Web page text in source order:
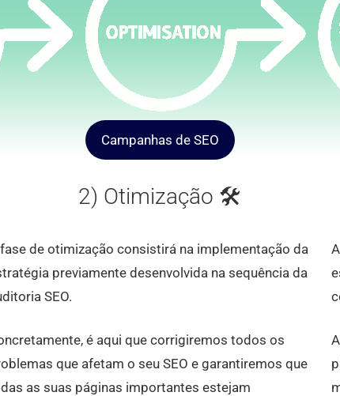
Campanhas de SEO
2) Otimização 🛠
de otimização consistirá na implementação da
previamente desenvolvida na sequência da
SEO.
é aqui que corrigiremos todos os
que afetam o seu SEO e garantiremos que
as suas páginas importantes estejam